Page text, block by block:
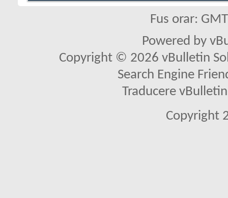
Fus orar:
Powered by
Copyright © 2026 vBulletin
Search Engine
Traducere
Copyright